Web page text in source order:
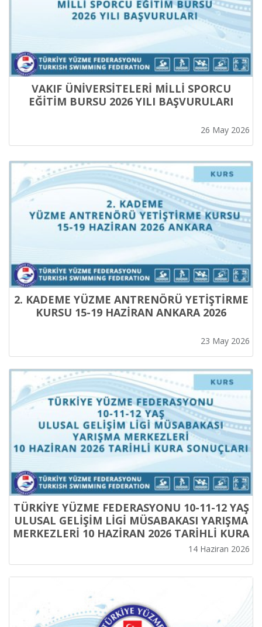
VAKIF ÜNİVERSİTELERİ MİLLİ SPORCU
EĞİTİM BURSU 2026 YILI BAŞVURULARI
26 May 2026
2. KADEME YÜZME ANTRENÖRÜ YETİŞTİRME
KURSU 15-19 HAZİRAN ANKARA 2026
23 May 2026
TÜRKİYE YÜZME FEDERASYONU 10-11-12 YAŞ
ULUSAL GELİŞİM LİGİ MÜSABAKASI YARIŞMA
MERKEZLERİ 10 HAZİRAN 2026 TARİHLİ KURA
14 Haziran 2026